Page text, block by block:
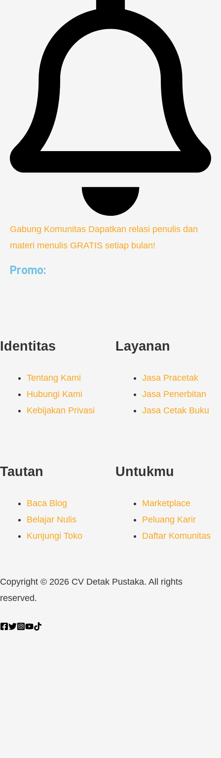
Gabung Komunitas Dapatkan relasi penulis dan
materi menulis GRATIS setiap bulan!
Promo:
Identitas
Tentang Kami
Hubungi Kami
Kebijakan Privasi
Layanan
Jasa Pracetak
Jasa Penerbitan
Jasa Cetak Buku
Tautan
Baca Blog
Belajar Nulis
Kunjungi Toko
Untukmu
Marketplace
Peluang Karir
Daftar Komunitas
Copyright © 2026 CV Detak Pustaka. All rights
reserved.